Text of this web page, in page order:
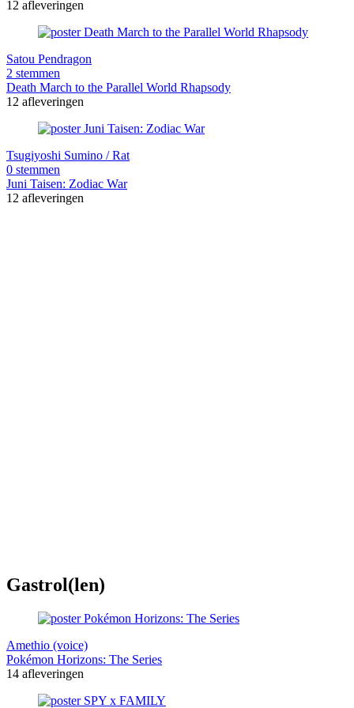
12 afleveringen
Satou Pendragon
2 stemmen
Death March to the Parallel World Rhapsody
12 afleveringen
Tsugiyoshi Sumino / Rat
0 stemmen
Juni Taisen: Zodiac War
12 afleveringen
Gastrol(len)
Amethio (voice)
Pokémon Horizons: The Series
14 afleveringen